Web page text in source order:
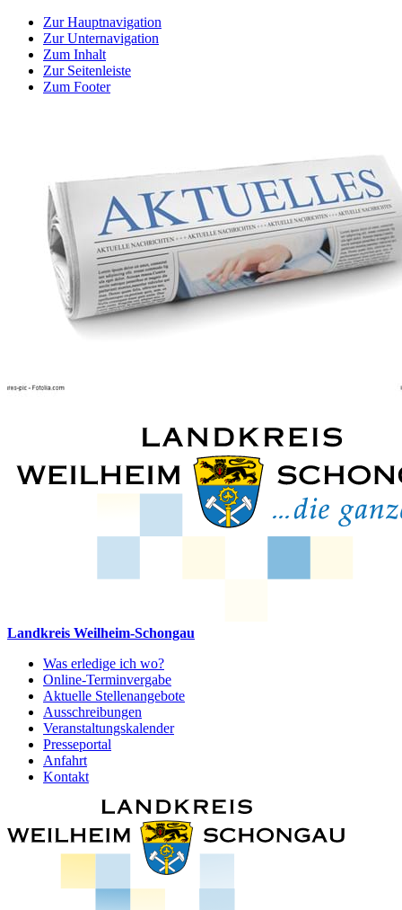
Zur Hauptnavigation
Zur Unternavigation
Zum Inhalt
Zur Seitenleiste
Zum Footer
Landkreis Weilheim-Schongau
Was erledige ich wo?
Online-Terminvergabe
Aktuelle Stellenangebote
Ausschreibungen
Veranstaltungskalender
Presseportal
Anfahrt
Kontakt